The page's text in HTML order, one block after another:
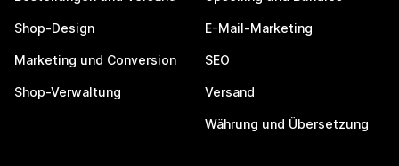
Shop-Design
Marketing und Conversion
Shop-Verwaltung
E-Mail-Marketing
SEO
Versand
Währung und Übersetzung